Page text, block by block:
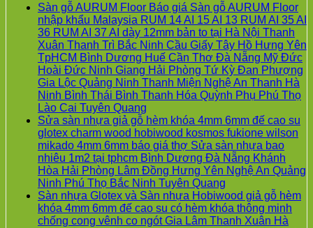
Sàn gỗ AURUM Floor Báo giá Sàn gỗ AURUM Floor
nhập khẩu Malaysia RUM 14 AI 15 AI 13 RUM AI 35 AI
36 RUM AI 37 AI dày 12mm bản to tại Hà Nội Thanh
Xuân Thanh Trì Bắc Ninh Cầu Giấy Tây Hồ Hưng Yên
TpHCM Bình Dương Huế Cần Thơ Đà Nẵng Mỹ Đức
Hoài Đức Ninh Giang Hải Phòng Tứ Kỳ Đan Phượng
Gia Lộc Quảng Ninh Thanh Miện Nghệ An Thanh Hà
Ninh Bình Thái Bình Thanh Hóa Quỳnh Phụ Phú Thọ
Lào Cai Tuyên Quang
có
bình
luận
ở
Sàn
gỗ
AURUM
Floor
Báo
Sửa sàn nhựa giả gỗ hèm khóa 4mm 6mm đế cao su
glotex charm wood hobiwood kosmos fukione wilson
mikado 4mm 6mm báo giá thợ Sửa sàn nhựa bao
nhiêu 1m2 tại tphcm Bình Dương Đà Nẵng Khánh
Hòa Hải Phòng Lâm Đồng Hưng Yên Nghệ An Quảng
Ninh Phú Thọ Bắc Ninh Tuyên Quang
có
bình
luận
Sàn nhựa Glotex và Sàn nhựa Hobiwood giả gỗ hèm
khóa 4mm 6mm đế cao su có hèm khóa thông minh
chống cong vênh co ngót Gia Lâm Thanh Xuân Hà